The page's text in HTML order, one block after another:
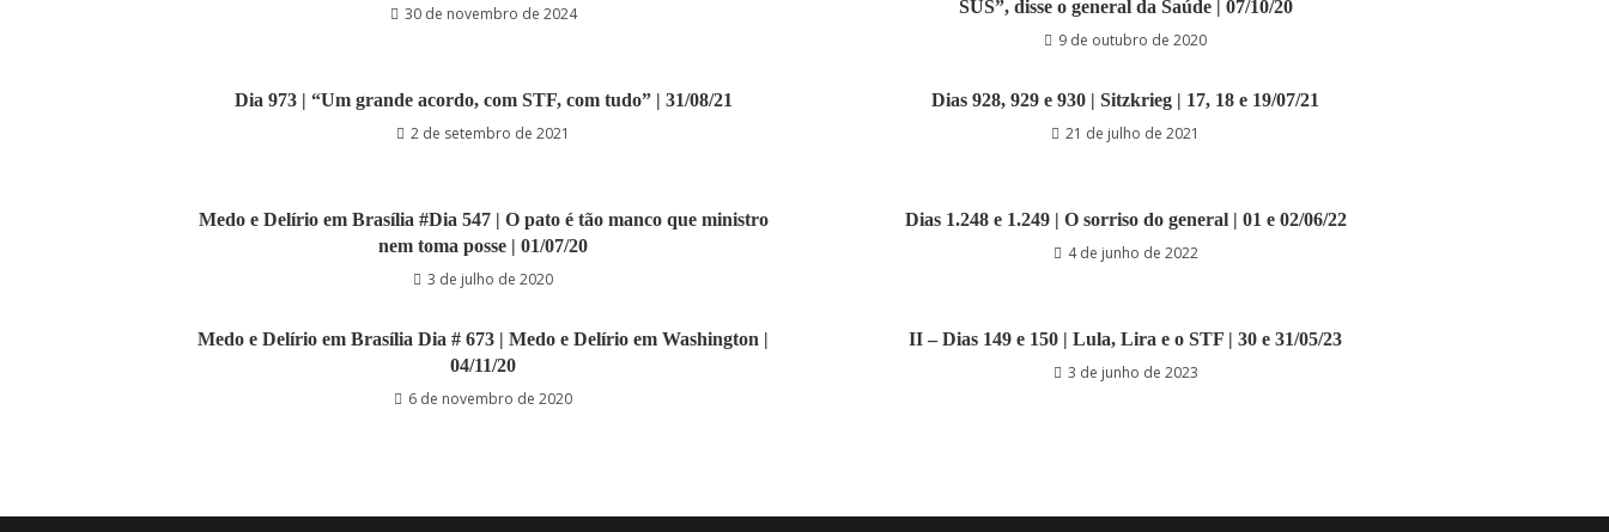
30 de novembro de 2024
SUS”, disse o general da Saúde | 07/10/20
9 de outubro de 2020
Dia 973 | “Um grande acordo, com STF, com tudo” | 31/08/21
2 de setembro de 2021
Dias 928, 929 e 930 | Sitzkrieg | 17, 18 e 19/07/21
21 de julho de 2021
Medo e Delírio em Brasília #Dia 547 | O pato é tão manco que ministro
nem toma posse | 01/07/20
3 de julho de 2020
Dias 1.248 e 1.249 | O sorriso do general | 01 e 02/06/22
4 de junho de 2022
Medo e Delírio em Brasília Dia # 673 | Medo e Delírio em Washington |
04/11/20
6 de novembro de 2020
II – Dias 149 e 150 | Lula, Lira e o STF | 30 e 31/05/23
3 de junho de 2023